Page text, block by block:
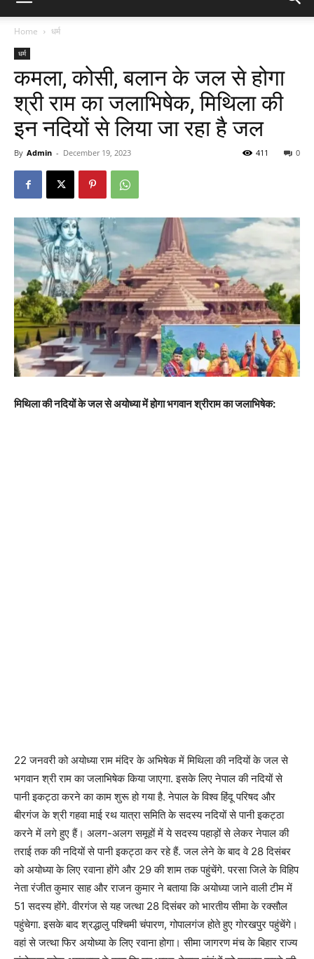
Home धर्म
धर्म
कमला, कोसी, बलान के जल से होगा
श्री राम का जलाभिषेक, मिथिला की
इन नदियों से लिया जा रहा है जल
By Admin - December 19, 2023 0
411
मिथिला की नदियों के जल से अयोध्या में होगा भगवान श्रीराम का जलाभिषेक:
22 जनवरी को अयोध्या राम मंदिर के अभिषेक में मिथिला की नदियों के जल से
भगवान श्री राम का जलाभिषेक किया जाएगा. इसके लिए नेपाल की नदियों से
पानी इकट्ठा करने का काम शुरू हो गया है. नेपाल के विश्व हिंदू परिषद और
बीरगंज के श्री गहवा माई रथ यात्रा समिति के सदस्य नदियों से पानी इकट्ठा
करने में लगे हुए हैं। अलग-अलग समूहों में ये सदस्य पहाड़ों से लेकर नेपाल की
तराई तक की नदियों से पानी इकट्ठा कर रहे हैं. जल लेने के बाद वे 28 दिसंबर
को अयोध्या के लिए रवाना होंगे और 29 की शाम तक पहुंचेंगे. परसा जिले के विहिप
नेता रंजीत कुमार साह और राजन कुमार ने बताया कि अयोध्या जाने वाली टीम में
51 सदस्य होंगे. वीरगंज से यह जत्था 28 दिसंबर को भारतीय सीमा के रक्सौल
पहुंचेगा. इसके बाद श्रद्धालु पश्चिमी चंपारण, गोपालगंज होते हुए गोरखपुर पहुंचेंगे।
वहां से जत्था फिर अयोध्या के लिए रवाना होगा। सीमा जागरण मंच के बिहार राज्य